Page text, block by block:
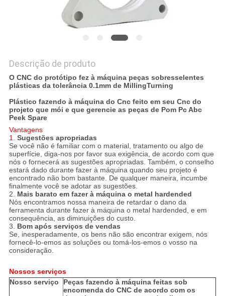
Descrição de produto
O CNC do protótipo fez à máquina peças sobresselentes
plásticas da tolerância 0.1mm de MillingTurning
Plástico fazendo à máquina do Cnc feito em seu Cnc do
projeto que mói e que gerencie as peças de Pom Pc Abc
Peek Spare
Vantagens
1. Sugestões apropriadas
Se você não é familiar com o material, tratamento ou algo de
superfície, diga-nos por favor sua exigência, de acordo com que
nós o fornecerá as sugestões apropriadas. Também, o conselho
estará dado durante fazer à máquina quando seu projeto é
encontrado não bom bastante. De qualquer maneira, incumbe
finalmente você se adotar as sugestões.
2. Mais barato em fazer à máquina o metal hardended
Nós encontramos nossa maneira de retardar o dano da
ferramenta durante fazer à máquina o metal hardended, e em
consequência, as diminuições do custo.
3. Bom após serviços de vendas
Se, inesperadamente, os bens não são encontrar exigem, nós
fornecê-lo-emos as soluções ou tomá-los-emos o vosso na
consideração.
Nossos serviços
Nosso serviço
Peças fazendo à máquina feitas sob
encomenda do CNC de acordo com os